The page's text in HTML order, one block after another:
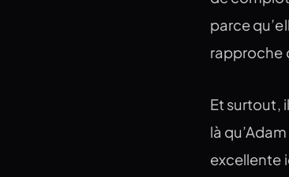
parce
rapproche
Et surtout,
là
excellente